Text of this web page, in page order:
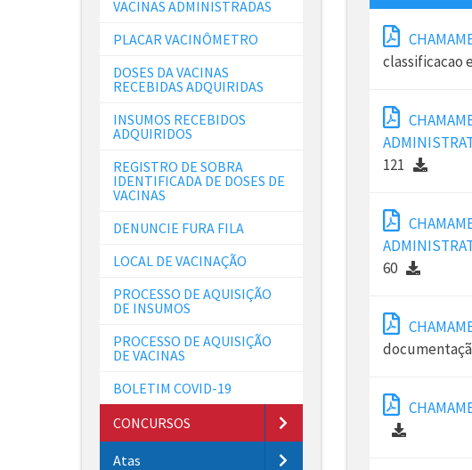
VACINAS ADMINISTRADAS
PLACAR VACINÔMETRO
DOSES DA VACINAS
RECEBIDAS ADQUIRIDAS
INSUMOS RECEBIDOS
ADQUIRIDOS
REGISTRO DE SOBRA
IDENTIFICADA DE DOSES DE
VACINAS
DENUNCIE FURA FILA
LOCAL DE VACINAÇÃO
PROCESSO DE AQUISIÇÃO
DE INSUMOS
PROCESSO DE AQUISIÇÃO
DE VACINAS
BOLETIM COVID-19
CONCURSOS
Atas
classificacao
121
60